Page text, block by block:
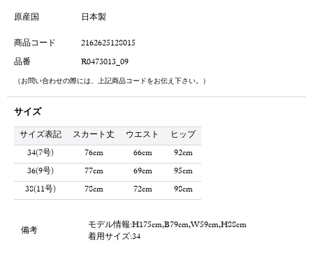
原産国
日本製
商品コード
2162625128015
品番
R0473013_09
（お問い合わせの際には、上記商品コードをお伝え下さい。）
サイズ
サイズ表記 スカート丈 ウエスト
ヒップ
34(7号)
76cm 66cm
92cm
36(9号)
77cm 69cm
95cm
38(11号)
78cm 72cm 98cm
備考
モデル情報:H175cm,B79cm,W59cm,H88cm
着用サイズ:34